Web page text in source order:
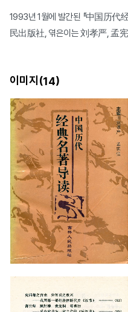
1993년 1월에 발간된 『中国历代
民出版社, 엮은이는 刘孝严, 孟
이미지(14)